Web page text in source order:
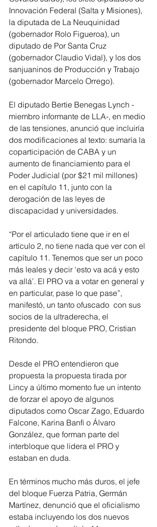
Innovación Federal (Salta y Misiones),
la diputada de La Neuquinidad
(gobernador Rolo Figueroa), un
diputado de Por Santa Cruz
(gobernador Claudio Vidal), y los dos
sanjuaninos de Producción y Trabajo
(gobernador Marcelo Orrego).
El diputado Bertie Benegas Lynch -
miembro informante de LLA-, en medio
de las tensiones, anunció que incluiría
dos modificaciones al texto: sumaría la
coparticipación de CABA y un
aumento de financiamiento para el
Poder Judicial (por $21 mil millones)
en el capítulo 11, junto con la
derogación de las leyes de
discapacidad y universidades.
“Por el articulado tiene que ir en el
artículo 2, no tiene nada que ver con el
capítulo 11. Tenemos que ser un poco
más leales y decir ‘esto va acá y esto
va allá’. El PRO va a votar en general y
en particular, pase lo que pase”,
manifestó, un tanto ofuscado  con sus
socios de la ultraderecha, el
presidente del bloque PRO, Cristian
Ritondo.
Desde el PRO entendieron que
propuesta la propuesta tirada por
Lincy a último momento fue un intento
de forzar el apoyo de algunos
diputados como Oscar Zago, Eduardo
Falcone, Karina Banfi o Álvaro
González, que forman parte del
interbloque que lidera el PRO y
estaban en duda.
En términos mucho más duros, el jefe
del bloque Fuerza Patria, Germán
Martínez, denunció que el oficialismo
estaba incluyendo los dos nuevos